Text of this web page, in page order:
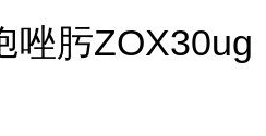
唑肟ZOX30ug